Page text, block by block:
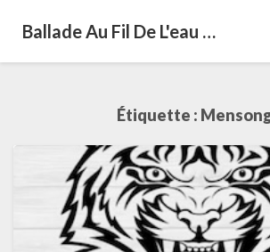
Ballade Au Fil De L'eau …
Étiquette :